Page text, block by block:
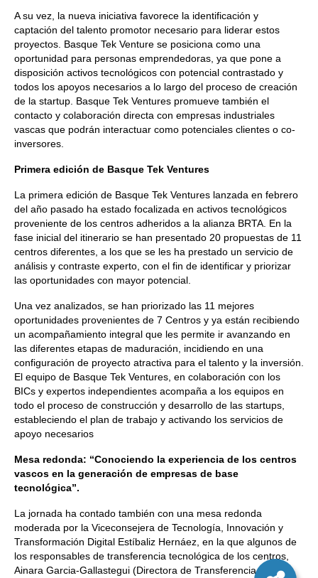
A su vez, la nueva iniciativa favorece la identificación y
captación del talento promotor necesario para liderar estos
proyectos. Basque Tek Venture se posiciona como una
oportunidad para personas emprendedoras, ya que pone a
disposición activos tecnológicos con potencial contrastado y
todos los apoyos necesarios a lo largo del proceso de creación
de la startup. Basque Tek Ventures promueve también el
contacto y colaboración directa con empresas industriales
vascas que podrán interactuar como potenciales clientes o co-
inversores.
Primera edición de Basque Tek Ventures
La primera edición de Basque Tek Ventures lanzada en febrero
del año pasado ha estado focalizada en activos tecnológicos
proveniente de los centros adheridos a la alianza BRTA. En la
fase inicial del itinerario se han presentado 20 propuestas de 11
centros diferentes, a los que se les ha prestado un servicio de
análisis y contraste experto, con el fin de identificar y priorizar
las oportunidades con mayor potencial.
Una vez analizados, se han priorizado las 11 mejores
oportunidades provenientes de 7 Centros y ya están recibiendo
un acompañamiento integral que les permite ir avanzando en
las diferentes etapas de maduración, incidiendo en una
configuración de proyecto atractiva para el talento y la inversión.
El equipo de Basque Tek Ventures, en colaboración con los
BICs y expertos independientes acompaña a los equipos en
todo el proceso de construcción y desarrollo de las startups,
estableciendo el plan de trabajo y activando los servicios de
apoyo necesarios
Mesa redonda: “Conociendo la experiencia de los centros
vascos en la generación de empresas de base
tecnológica”.
La jornada ha contado también con una mesa redonda
moderada por la Viceconsejera de Tecnología, Innovación y
Transformación Digital Estíbaliz Hernáez, en la que algunos de
los responsables de transferencia tecnológica de los centros,
Ainara Garcia-Gallastegui (Directora de Transferencia